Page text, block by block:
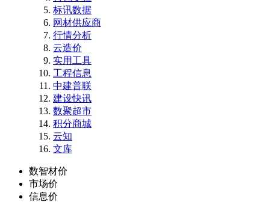
标讯数据
网材供应商
行情分析
云造价
实用工具
工程信息
中建普联
建设快讯
数聚超市
积分商城
云知
文库
数智材价
市场价
信息价